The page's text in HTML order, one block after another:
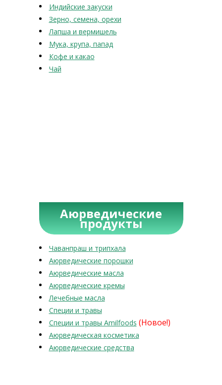
Индийские закуски
Зерно, семена, орехи
Лапша и вермишель
Мука, крупа, папад
Кофе и какао
Чай
Аюрведические
продукты
Чаванпраш и трипхала
Аюрведические порошки
Аюрведические масла
Аюрведические кремы
Лечебные масла
Специи и травы
Специи и травы Amilfoods (Новое!)
Аюрведическая косметика
Аюрведические средства